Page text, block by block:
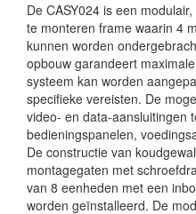
De CASY024 is een
te monteren frame waarin 4
kunnen worden
opbouw garandeert
systeem kan worden
specifieke vereisten. De
video- en data-aansluitingen
bedieningspanelen,
De constructie van
montagegaten met
van 8 eenheden met een
worden geïnstalleerd. De